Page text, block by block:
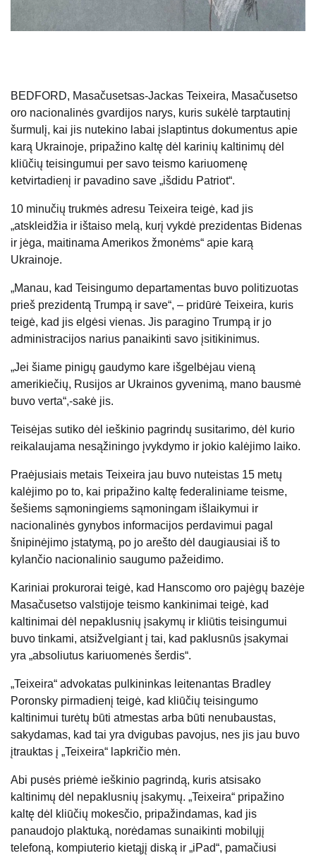
BEDFORD, Masačusetsas-Jackas Teixeira, Masačusetso
oro nacionalinės gvardijos narys, kuris sukėlė tarptautinį
šurmulį, kai jis nutekino labai įslaptintus dokumentus apie
karą Ukrainoje, pripažino kaltę dėl karinių kaltinimų dėl
kliūčių teisingumui per savo teismo kariuomenę
ketvirtadienį ir pavadino save „išdidu Patriot“.
10 minučių trukmės adresu Teixeira teigė, kad jis
„atskleidžia ir ištaiso melą, kurį vykdė prezidentas Bidenas
ir jėga, maitinama Amerikos žmonėms“ apie karą
Ukrainoje.
„Manau, kad Teisingumo departamentas buvo politizuotas
prieš prezidentą Trumpą ir save“, – pridūrė Teixeira, kuris
teigė, kad jis elgėsi vienas. Jis paragino Trumpą ir jo
administracijos narius panaikinti savo įsitikinimus.
„Jei šiame pinigų gaudymo kare išgelbėjau vieną
amerikiečių, Rusijos ar Ukrainos gyvenimą, mano bausmė
buvo verta“,-sakė jis.
Teisėjas sutiko dėl ieškinio pagrindų susitarimo, dėl kurio
reikalaujama nesąžiningo įvykdymo ir jokio kalėjimo laiko.
Praėjusiais metais Teixeira jau buvo nuteistas 15 metų
kalėjimo po to, kai pripažino kaltę federaliniame teisme,
šešiems sąmoningiems sąmoningam išlaikymui ir
nacionalinės gynybos informacijos perdavimui pagal
šnipinėjimo įstatymą, po jo arešto dėl daugiausiai iš to
kylančio nacionalinio saugumo pažeidimo.
Kariniai prokurorai teigė, kad Hanscomo oro pajėgų bazėje
Masačusetso valstijoje teismo kankinimai teigė, kad
kaltinimai dėl nepaklusnių įsakymų ir kliūtis teisingumui
buvo tinkami, atsižvelgiant į tai, kad paklusnūs įsakymai
yra „absoliutus kariuomenės šerdis“.
„Teixeira“ advokatas pulkininkas leitenantas Bradley
Poronsky pirmadienį teigė, kad kliūčių teisingumo
kaltinimui turėtų būti atmestas arba būti nenubaustas,
sakydamas, kad tai yra dvigubas pavojus, nes jis jau buvo
įtrauktas į „Teixeira“ lapkričio mėn.
Abi pusės priėmė ieškinio pagrindą, kuris atsisako
kaltinimų dėl nepaklusnių įsakymų. „Teixeira“ pripažino
kaltę dėl kliūčių mokesčio, pripažindamas, kad jis
panaudojo plaktuką, norėdamas sunaikinti mobilųjį
telefoną, kompiuterio kietąjį diską ir „iPad“, pamačiusi